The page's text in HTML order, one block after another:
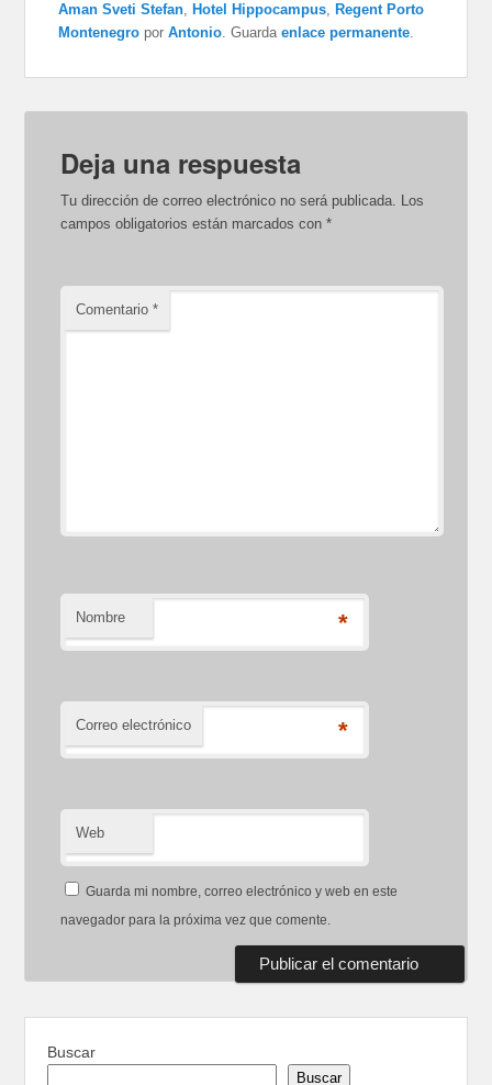
Aman Sveti Stefan, Hotel Hippocampus, Regent Porto
Montenegro porAntonio. Guardaenlace permanente.
Deja una respuesta
Tu dirección de correo electrónico no será publicada. Los
campos obligatorios están marcados con*
Comentario*
Nombre *
Correo electrónico *
Web
Guarda mi nombre, correo electrónico y web en este
navegador para la próxima vez que comente.
Buscar
Buscar